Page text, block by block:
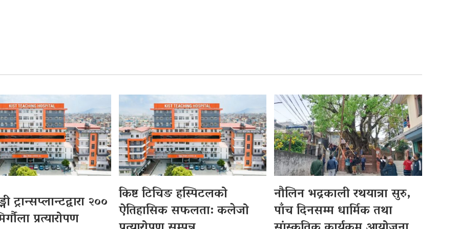
ट्रान्सप्लान्टद्वारा २००
प्रत्यारोपण
किष्ट टिचिङ हस्पिटलको
ऐतिहासिक सफलता: कलेजो
नौलिन भद्रकाली रथयात्रा सुरु,
पाँच दिनसम्म धार्मिक तथा